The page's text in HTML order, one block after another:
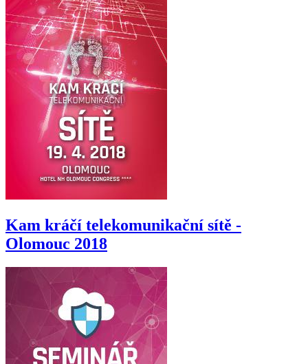
Kam kráčí telekomunikační sítě -
Olomouc 2018